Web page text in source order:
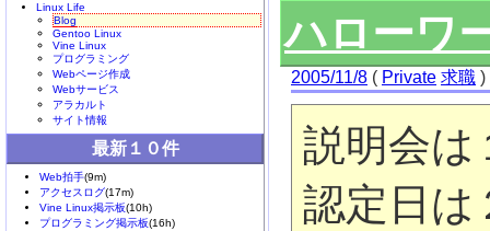
ハローワ
2005/11/8 ( Private 求職 )
説明会は
認定日は
Linux Life
Blog
Gentoo Linux
Vine Linux
プログラミング
Webページ作成
Webサービス
アラカルト
サイト情報
最新１０件
Web拍手(9m)
アクセスログ(17m)
Vine Linux掲示板(10h)
プログラミング掲示板(16h)